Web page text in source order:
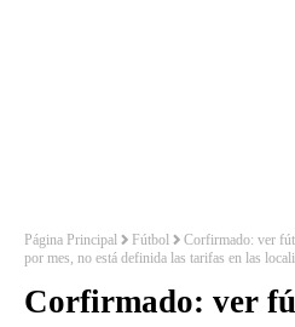
Página Principal Fútbol
Corfirmado: ver
por mes, no está definida las tarifas en las
Corfirmado: ver